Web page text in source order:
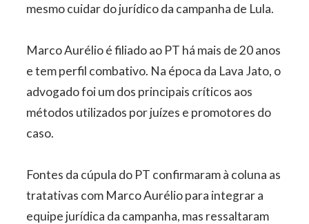
mesmo cuidar do jurídico da campanha de Lula.
Marco Aurélio é filiado ao PT há mais de 20 anos
e tem perfil combativo. Na época da Lava Jato, o
advogado foi um dos principais críticos aos
métodos utilizados por juízes e promotores do
caso.
Fontes da cúpula do PT confirmaram à coluna as
tratativas com Marco Aurélio para integrar a
equipe jurídica da campanha, mas ressaltaram